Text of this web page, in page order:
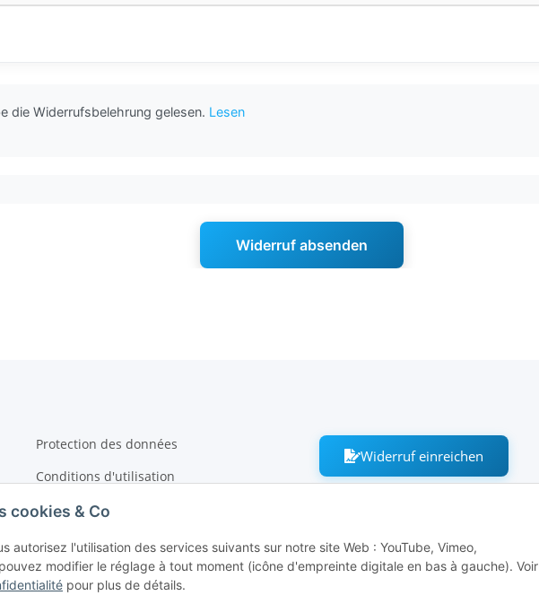
cookies & Co
autorisez l'utilisation des services suivants sur notre site Web : YouTube, Vimeo,
modifier le réglage à tout moment (icône d'empreinte digitale en bas à gauche). Voir
pour plus de détails.
die Widerrufsbelehrung gelesen. Lesen
Widerruf absenden
Protection des données
Conditions d'utilisation
Plan du site
Imprimer
Droit de rétractation
Widerruf einreichen